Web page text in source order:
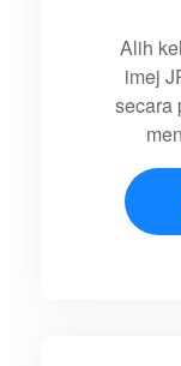
Alih
imej
secara